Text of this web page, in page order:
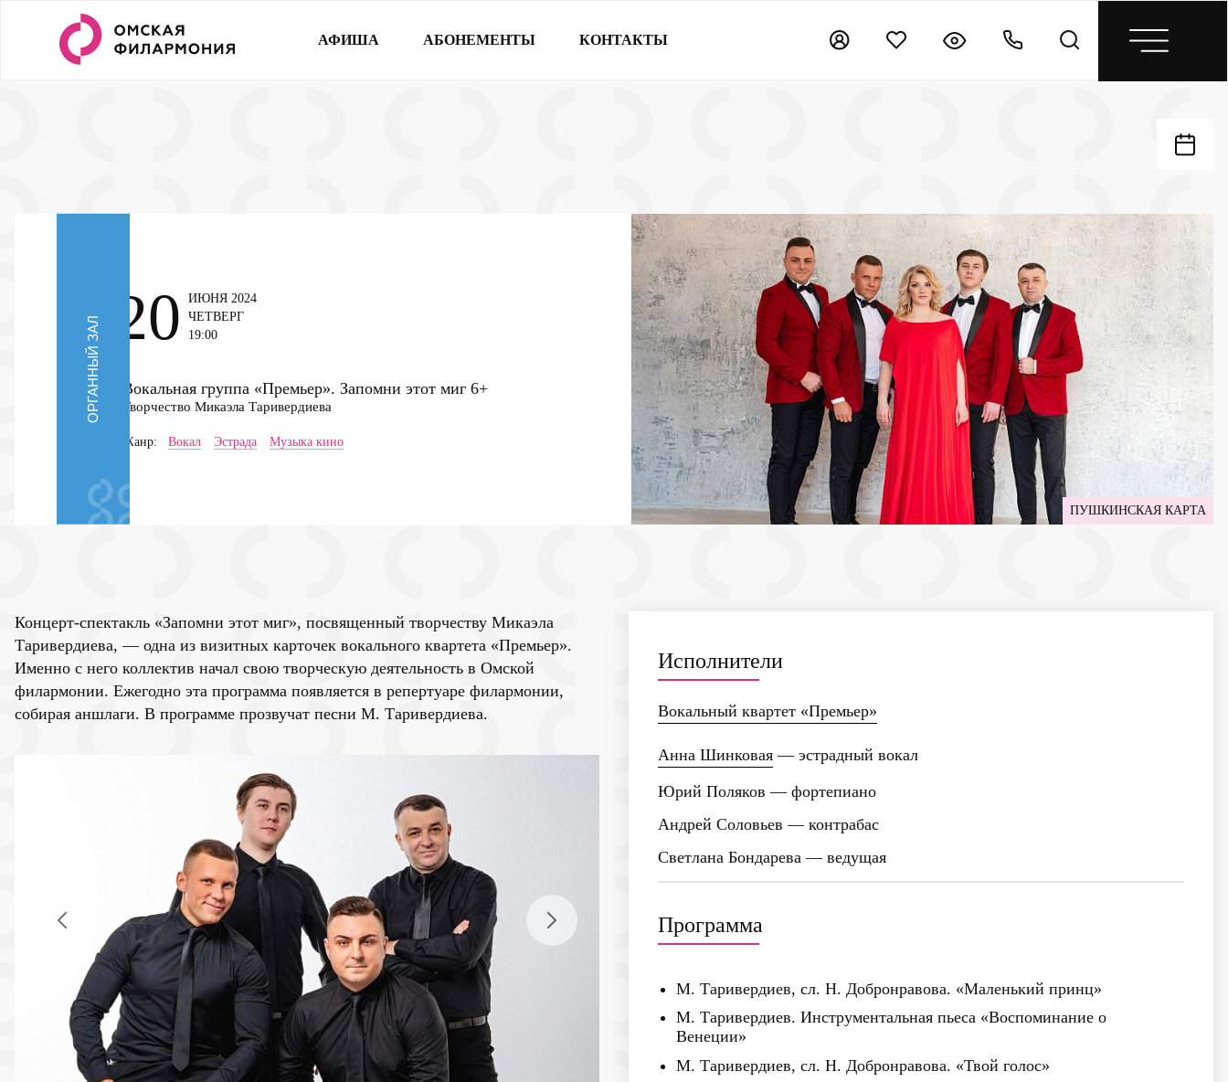
АФИША АБОНЕМЕНТЫ КОНТАКТЫ
ОРГАННЫЙ ЗАЛ
ПУШКИНСКАЯ КАРТА
Вокальная группа «Премьер». Запомни этот миг 6+
Творчество Микаэла Таривердиева
Жанр: Вокал Эстрада Музыка кино
20
ИЮНЯ 2024
ЧЕТВЕРГ
19:00
Концерт-спектакль «Запомни этот миг», посвященный творчеству Микаэла
Таривердиева, — одна из визитных карточек вокального квартета «Премьер».
Именно с него коллектив начал свою творческую деятельность в Омской
филармонии. Ежегодно эта программа появляется в репертуаре филармонии,
собирая аншлаги. В программе прозвучат песни М. Таривердиева.
Исполнители
Вокальный квартет «Премьер»
Анна Шинковая — эстрадный вокал
Юрий Поляков — фортепиано
Андрей Соловьев — контрабас
Светлана Бондарева — ведущая
Программа
М. Таривердиев, сл. Н. Добронравова. «Маленький принц»
М. Таривердиев. Инструментальная пьеса «Воспоминание о
Венеции»
М. Таривердиев, сл. Н. Добронравова. «Твой голос»